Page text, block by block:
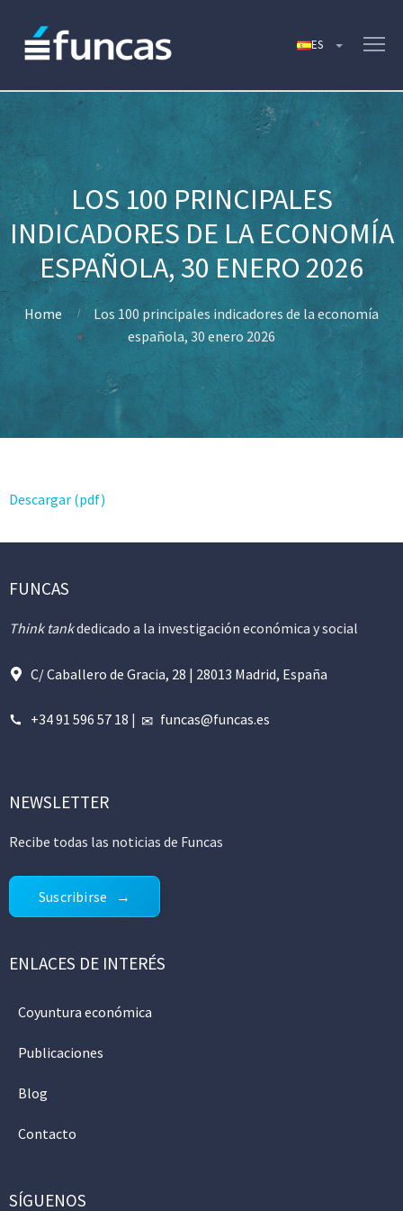
LOS 100 PRINCIPALES
INDICADORES DE LA ECONOMÍA
ESPAÑOLA, 30 ENERO 2026
Home
Los 100 principales indicadores de la economía
española, 30 enero 2026
Descargar (pdf)
FUNCAS
Think tankdedicado a la investigación económica y social
C/ Caballero de Gracia, 28 | 28013 Madrid, España
+34 91 596 57 18 | funcas@funcas.es
NEWSLETTER
Recibe todas las noticias de Funcas
Suscribirse
ENLACES DE INTERÉS
Coyuntura económica
Publicaciones
Blog
Contacto
SÍGUENOS